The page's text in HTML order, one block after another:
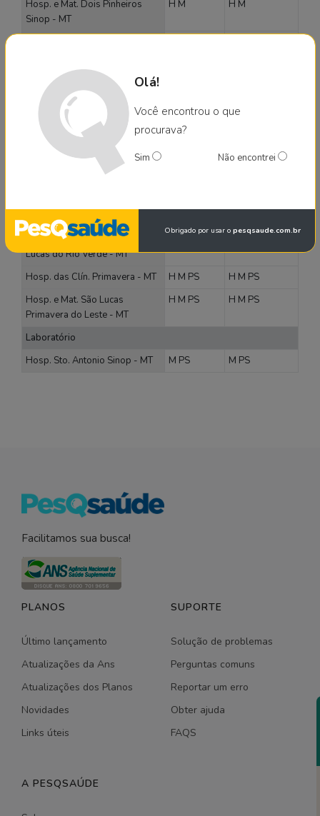
Hosp. e Mat. Dois Pinheiros
Sinop - MT
H M H M
HCM Hosp. e Mat. Clín. da
Criança Tangará da Serra - MT
Soc. Hospitalar N. Sra. da Guia
Várzea Grande - MT
M PS MPS
Hospital geral
Hosp. Bom Samaritano Alto do
Funsat Alto Taquari - MT
Fund. Luverdense de Saúde
Lucas do Rio Verde - MT
Hosp. das Clín. Primavera - MT H M PS H M PS
Hosp. e Mat. São Lucas
Primavera do Leste - MT
H M PS H M PS
Laboratório
Hosp. Sto. Antonio Sinop - MT
M PS M PS
Facilitamos sua busca!
PLANOS
Último lançamento
Atualizações da Ans
Atualizações dos Planos
Novidades
Links úteis
SUPORTE
Solução de problemas
Perguntas comuns
Reportar um erro
Obter ajuda
FAQS
A PESQSAÚDE
Olá!
Você encontrou o que
procurava?
Sim Não encontrei
Obrigado por usar o pesqsaude.com.br